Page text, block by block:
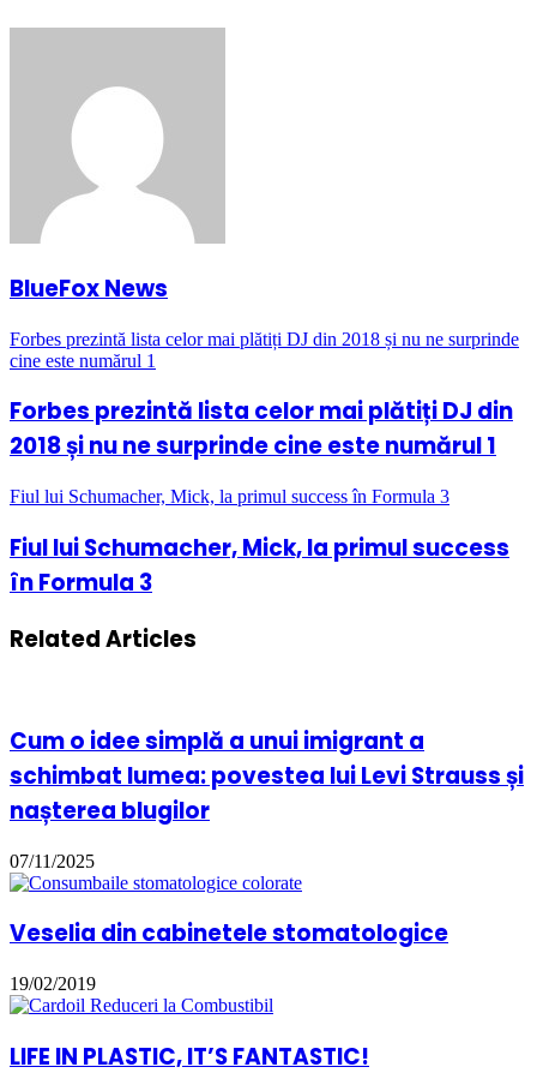
BlueFox News
Forbes prezintă lista celor mai plătiți DJ din 2018 și nu ne surprinde
cine este numărul 1
Forbes prezintă lista celor mai plătiți DJ din
2018 și nu ne surprinde cine este numărul 1
Fiul lui Schumacher, Mick, la primul success în Formula 3
Fiul lui Schumacher, Mick, la primul success
în Formula 3
Related Articles
Cum o idee simplă a unui imigrant a
schimbat lumea: povestea lui Levi Strauss și
nașterea blugilor
07/11/2025
Veselia din cabinetele stomatologice
19/02/2019
LIFE IN PLASTIC, IT’S FANTASTIC!